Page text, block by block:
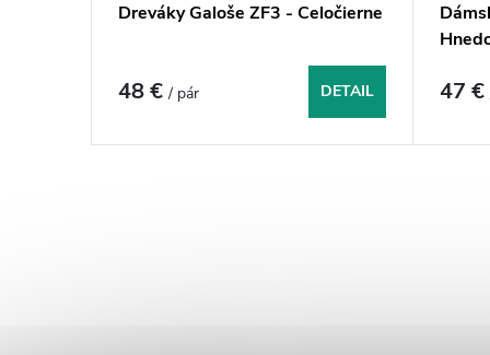
Dreváky Galoše ZF3 - Celočierne
48 €/ pár DETAIL 47 €